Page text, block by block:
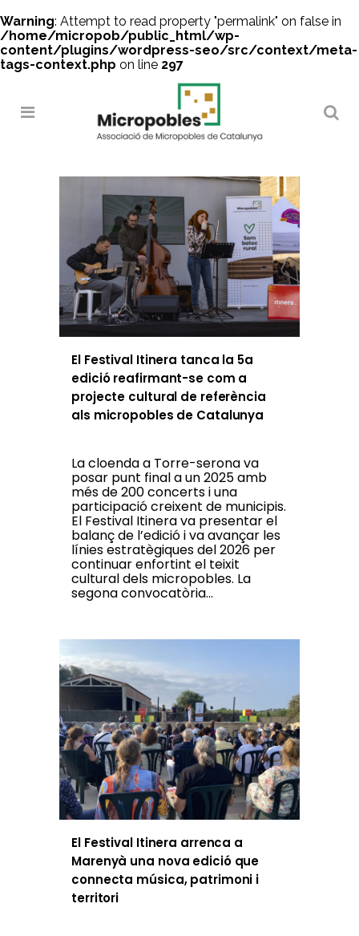
Warning: Attempt to read property "permalink" on false in
/home/micropob/public_html/wp-
content/plugins/wordpress-seo/src/context/meta-
tags-context.php on line 297
El Festival Itinera tanca la 5a
edició reafirmant-se com a
projecte cultural de referència
als micropobles de Catalunya
La cloenda a Torre-serona va
posar punt final a un 2025 amb
més de 200 concerts i una
participació creixent de municipis.
El Festival Itinera va presentar el
balanç de l’edició i va avançar les
línies estratègiques del 2026 per
continuar enfortint el teixit
cultural dels micropobles. La
segona convocatòria...
El Festival Itinera arrenca a
Marenyà una nova edició que
connecta música, patrimoni i
territori